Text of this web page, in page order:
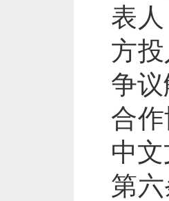
表
方
争
合
中
第